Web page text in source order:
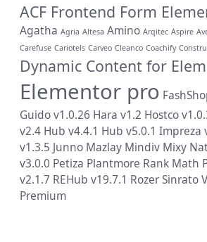
ACF Frontend Form
Agatha Agria Altesa Amino Arqitec Aspire
Carefuse Cariotels Carveo Cleanco Coachify
Dynamic Content for
Elementor pro
Guido v1.0.26 Hara v1.2 Hostco
v2.4 Hub v4.4.1 Hub v5.0.1 Impreza
v1.3.5 Junno Mazlay Mindiv Mixy
v3.0.0 Petiza Plantmore Rank Math
v2.1.7 REHub v19.7.1 RozerSinrato
Premium